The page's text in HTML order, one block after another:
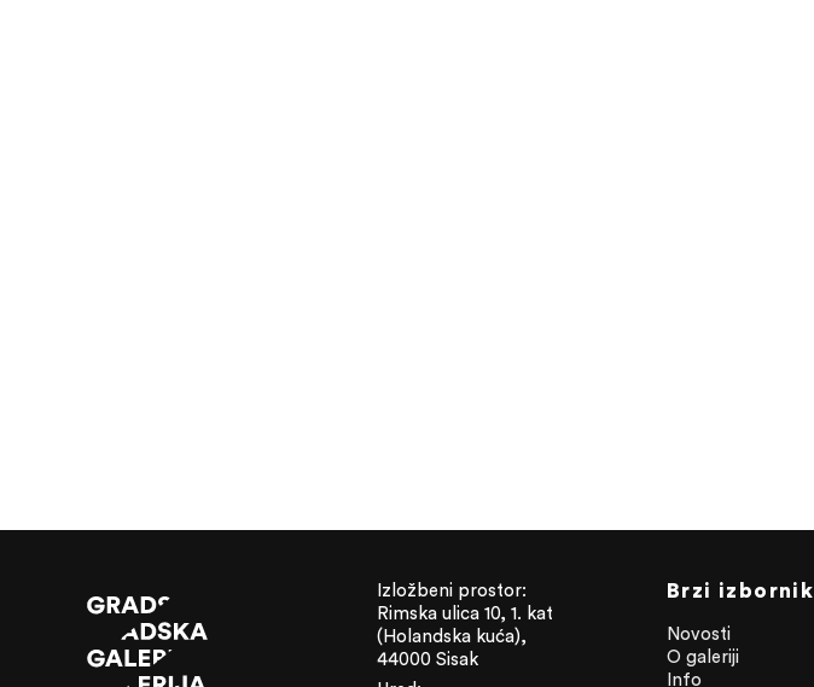
Izložbeni prostor:
Rimska ulica 10, 1. kat
(Holandska kuća),
44000 Sisak
Brzi izbornik
Novosti
O galeriji
Info